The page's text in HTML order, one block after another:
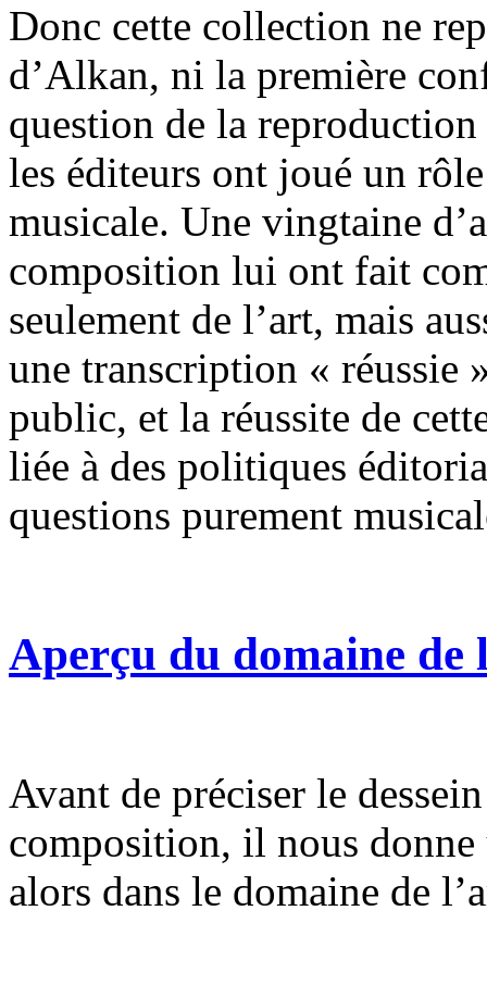
Donc cette collection ne
d’Alkan, ni la première
question de la
les éditeurs ont joué un
musicale. Une vingtaine
composition lui ont fait
seulement de l’art, mais
une transcription « réussie
public, et la réussite de
liée à des politiques
questions purement
Aperçu du domaine de
Avant de préciser le
composition, il nous
alors dans le domaine de